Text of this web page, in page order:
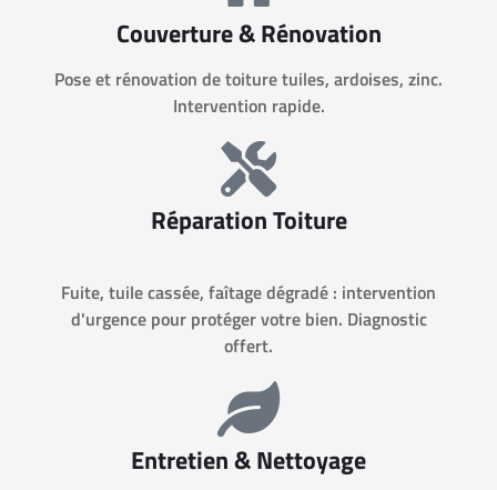
Couverture & Rénovation
Pose et rénovation de toiture tuiles, ardoises, zinc.
Intervention rapide.
Réparation Toiture
Fuite, tuile cassée, faîtage dégradé : intervention
d'urgence pour protéger votre bien. Diagnostic
offert.
Entretien & Nettoyage